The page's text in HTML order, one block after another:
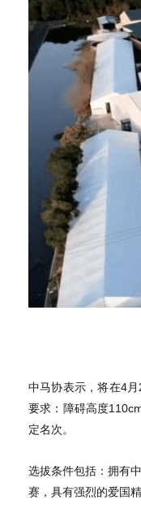
中马协表示，将在4
要求：障碍高度
定名次。
选拔条件包括：拥有
赛，具有强烈的爱国